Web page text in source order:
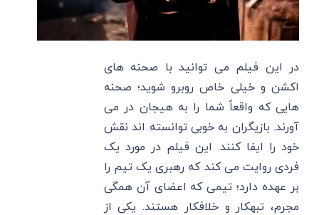
در این فیلم می توانید با صحنه های
اکشن و خیلی خاص روبرو شوید؛ صحنه‌
هایی که واقعاً شما را به هیجان در می
آورند. بازیگران به خوبی توانسته اند نقش
خود را ایفا کنند. این فیلم در مورد یک
فردی روایت می کند که رهبری یک تیم را
بر عهده دارد؛ تیمی که اعضای آن همگی
مجرم، تبهکار و خلافکار هستند. یکی از